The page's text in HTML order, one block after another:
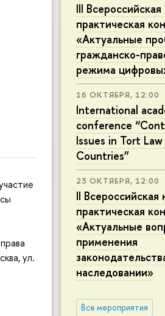
III
практическая
«Актуальные
гражданско-
режима
16 ОКТЯБРЯ, 12:00
International
conference
Issues in Tort
Countries”
23 ОКТЯБРЯ, 12:00
II Всероссийская
практическая
«Актуальные
применения
наследовании»
Все мероприятия
ул.